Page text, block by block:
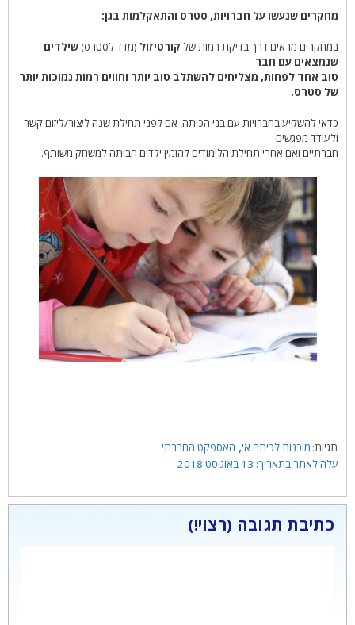
מחקרים שנעשו על חברויות, סטרס והתאקלמות בגן:
במחקרים מראים דרך בדיקת רמות של קורטיזול (מדד לסטרס)שילדים
שנמצאים עם חבר
טוב אחד לפחות, מצליחים להשתלב טוב יותר וחווים רמות נמוכות יותר
של סטרס.
כדאי להשקיע בחברויות עם בני הכיתה, אם לפני תחילת שנה ליצור/ליזום קשר
ולעודד מפגשים
חברתיים ואם אחרי תחילת הלימודים להזמין ילדים הביתה למשחק משותף.
תגיות
מוכנות לכיתה א', האספקט החברתי
13 באוגוסט 2018
כתיבת תגובה